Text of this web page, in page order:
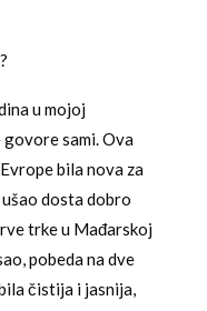
u mojoj
sami. Ova
bila nova za
dosta dobro
trke u Mađarskoj
pobeda na dve
čistija i jasnija,